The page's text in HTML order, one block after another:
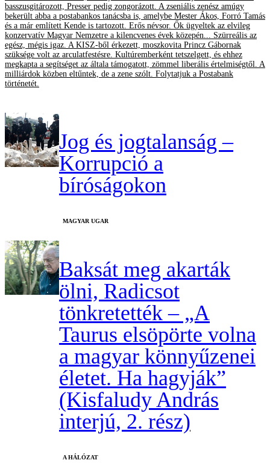
basszusgitározott, Presser pedig zongorázott. A zseniális zenész amúgy
bekerült abba a postabankos tanácsba is, amelybe Mester Ákos, Forró Tamás
és a már említett Kende is tartozott. Erős névsor. Ők ügyeltek az elvileg
konzervatív Magyar Nemzetre a kilencvenes évek közepén... Szürreális az
egész, mégis igaz. A KISZ-ből érkezett, moszkovita Princz Gábornak
szüksége volt az arculatfestésre. Kultúremberként tetszelgett, és ehhez
megkapta a segítséget az általa támogatott, zömmel liberális értelmiségtől. A
milliárdok közben eltűntek, de a zene szólt. Folytatjuk a Postabank
történetét.
Jog és jogtalanság –
Korrupció a
bíróságokon
MAGYAR UGAR
Baksát meg akarták
ölni, Radicsot
tönkretették – „A
Taurus elsöpörte volna
a magyar könnyűzenei
életet. Ha hagyják”
(Kisfaludy András
interjú, 2. rész)
A HÁLÓZAT